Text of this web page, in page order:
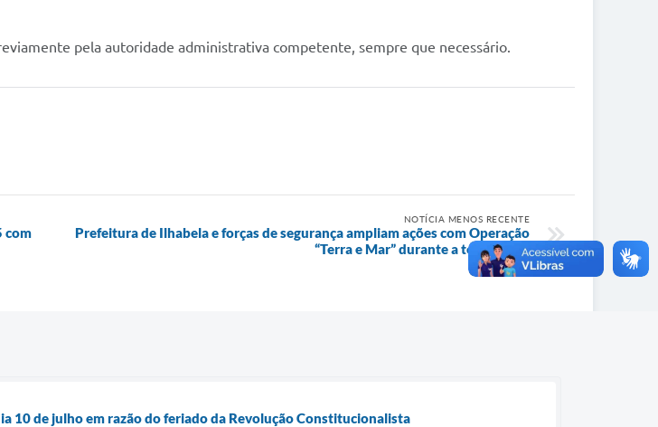
pela autoridade administrativa competente, sempre que necessário.
com
NOTÍCIA MENOS RECENTE
Prefeitura de Ilhabela e forças de segurança ampliam ações com Operação
“Terra e Mar” durante a temporada
10 de julho em razão do feriado da Revolução Constitucionalista